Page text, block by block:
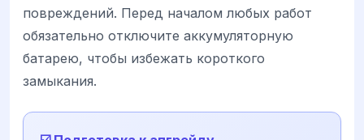
повреждений. Перед началом любых работ
обязательно отключите аккумуляторную
батарею, чтобы избежать короткого
замыкания.